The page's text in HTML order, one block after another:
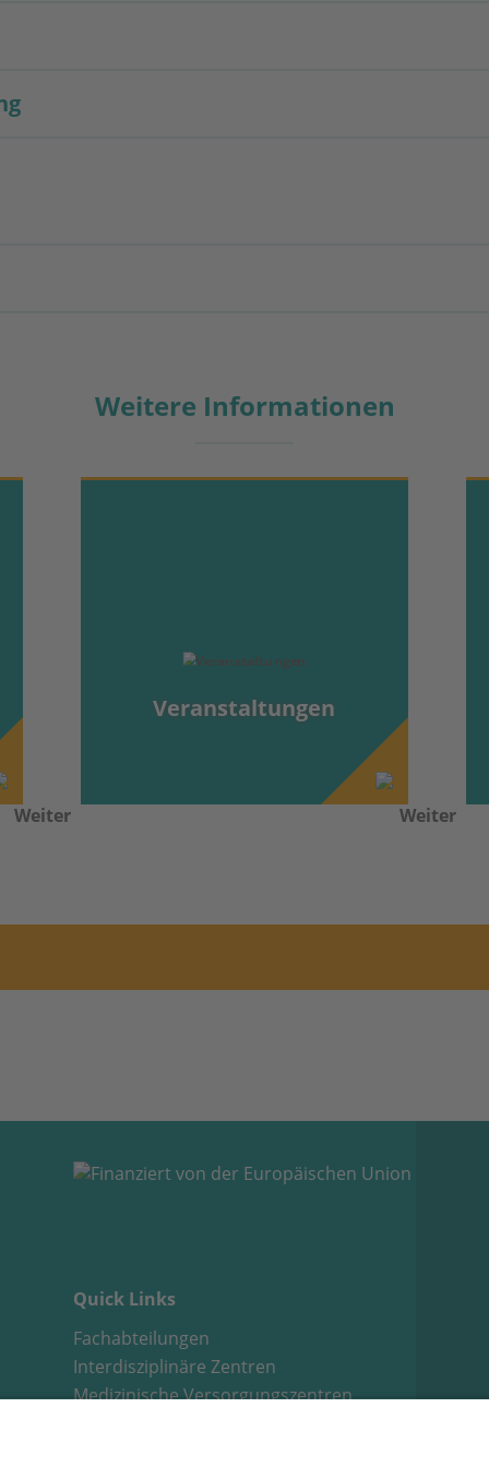
Weitere Informationen
Veranstaltungen
Quick Links
Fachabteilungen
Interdisziplinäre Zentren
Medizinische Versorgungszentren